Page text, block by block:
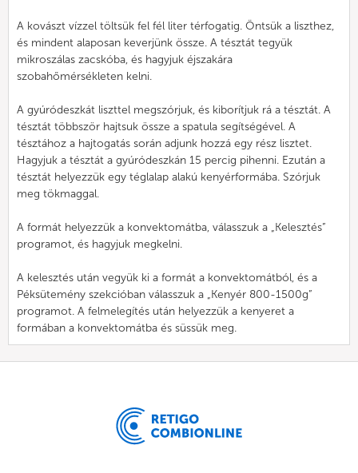
A kovászt vízzel töltsük fel fél liter térfogatig. Öntsük a liszthez,
és mindent alaposan keverjünk össze. A tésztát tegyük
mikroszálas zacskóba, és hagyjuk éjszakára
szobahőmérsékleten kelni.
A gyúródeszkát liszttel megszórjuk, és kiborítjuk rá a tésztát. A
tésztát többször hajtsuk össze a spatula segítségével. A
tésztához a hajtogatás során adjunk hozzá egy rész lisztet.
Hagyjuk a tésztát a gyúródeszkán 15 percig pihenni. Ezután a
tésztát helyezzük egy téglalap alakú kenyérformába. Szórjuk
meg tökmaggal.
A formát helyezzük a konvektomátba, válasszuk a „Kelesztés”
programot, és hagyjuk megkelni.
A kelesztés után vegyük ki a formát a konvektomátból, és a
Péksütemény szekcióban válasszuk a „Kenyér 800-1500g”
programot. A felmelegítés után helyezzük a kenyeret a
formában a konvektomátba és süssük meg.